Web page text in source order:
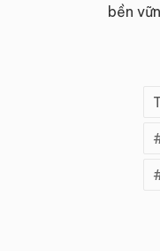
bền